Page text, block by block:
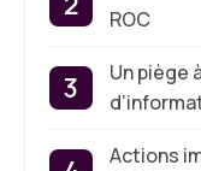
ROC
Un piège
Actions